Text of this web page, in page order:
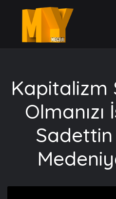
Kapitalizm